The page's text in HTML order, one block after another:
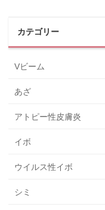
カテゴリー
Vビーム
あざ
アトピー性皮膚炎
イボ
ウイルス性イボ
シミ